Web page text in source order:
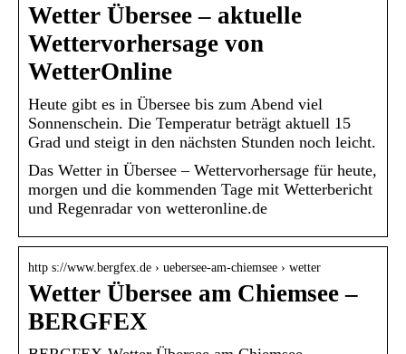
Wetter Übersee – aktuelle
Wettervorhersage von
WetterOnline
Heute gibt es in Übersee bis zum Abend viel
Sonnenschein. Die Temperatur beträgt aktuell 15
Grad und steigt in den nächsten Stunden noch leicht.
Das Wetter in Übersee – Wettervorhersage für heute,
morgen und die kommenden Tage mit Wetterbericht
und Regenradar von wetteronline.de
http s://www.bergfex.de › uebersee-am-chiemsee › wetter
Wetter Übersee am Chiemsee –
BERGFEX